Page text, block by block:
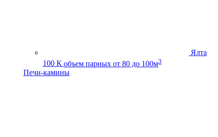
Ялта
100 К объем парных от 80 до 100м3
Печи-камины